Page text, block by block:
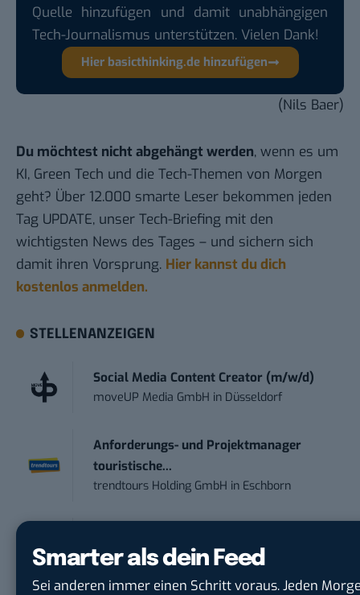
Smarter als dein Feed
Sei anderen immer einen Schritt voraus. Jeden
Quelle hinzufügen und damit unabhängigen
Tech-Journalismus unterstützen. Vielen Dank!
Hier basicthinking.de hinzufügen
(Nils Baer)
Du möchtest nicht abgehängt werden, wenn es um
KI, Green Tech und die Tech-Themen von Morgen
geht? Über 12.000 smarte Leser bekommen jeden
Tag UPDATE, unser Tech-Briefing mit den
wichtigsten News des Tages – und sichern sich
damit ihren Vorsprung. Hier kannst du dich
kostenlos anmelden.
STELLENANZEIGEN
Social Media Content Creator (m/w/d)
moveUP Media GmbH in Düsseldorf
Anforderungs- und Projektmanager
touristische...
trendtours Holding GmbH in Eschborn
(m/w/...